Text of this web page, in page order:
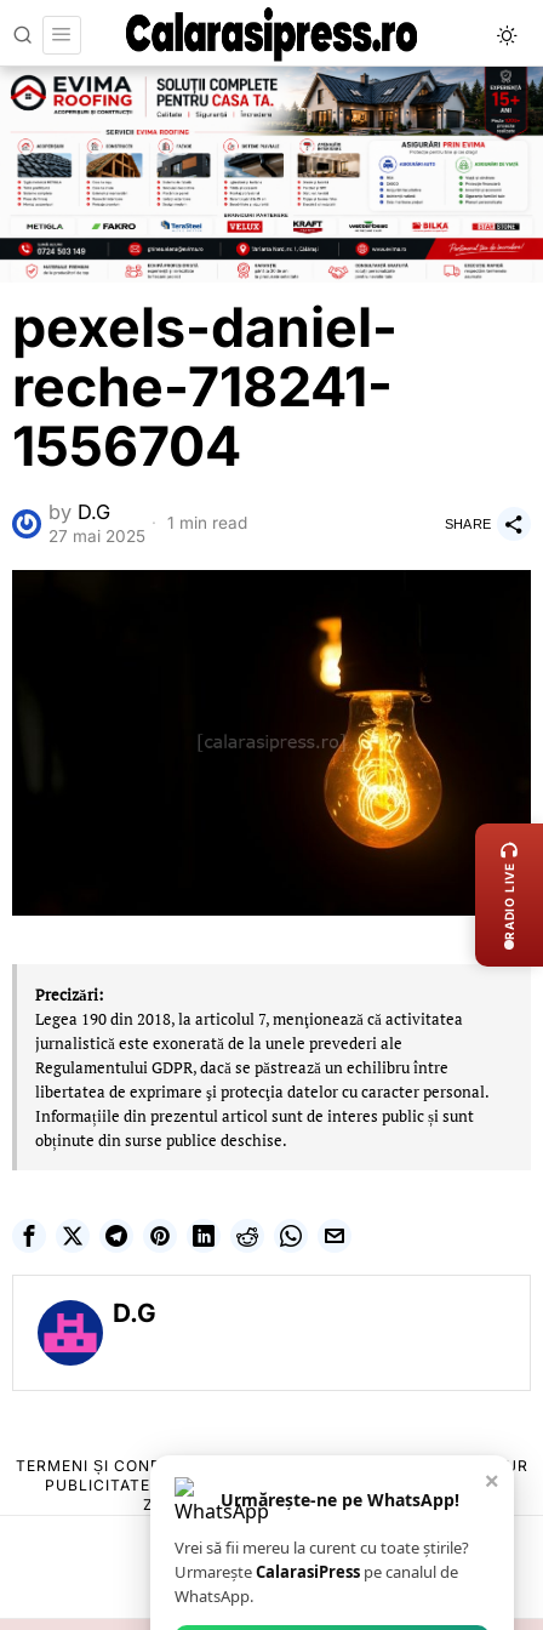
pexels-daniel-
reche-718241-
1556704
by D.G
27 mai 2025
1 min read SHARE
Precizări:
Legea 190 din 2018, la articolul 7, menţionează că activitatea
jurnalistică este exonerată de la unele prevederi ale
Regulamentului GDPR, dacă se păstrează un echilibru între
libertatea de exprimare şi protecţia datelor cu caracter personal.
Informațiile din prezentul articol sunt de interes public și sunt
obținute din surse publice deschise.
D.G
TERMENI ȘI CONDIȚII
POLITICA DE ANULARE & RETUR
PUBLICITATE ONLINE & TIPĂRITĂ
CONTACT
ZIARUL ANUNȚUL CĂLĂRĂȘEAN
×
Urmărește-ne pe WhatsApp!
Vrei să fii mereu la curent cu toate știrile?
UrmareșteCalarasiPress pe canalul de
WhatsApp.
RADIO LIVE